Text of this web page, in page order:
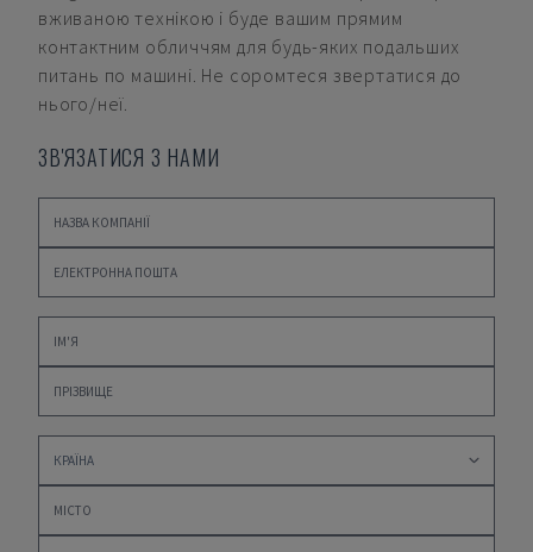
вживаною технікою і буде вашим прямим
контактним обличчям для будь-яких подальших
питань по машині. Не соромтеся звертатися до
нього/неї.
ЗВ'ЯЗАТИСЯ З НАМИ